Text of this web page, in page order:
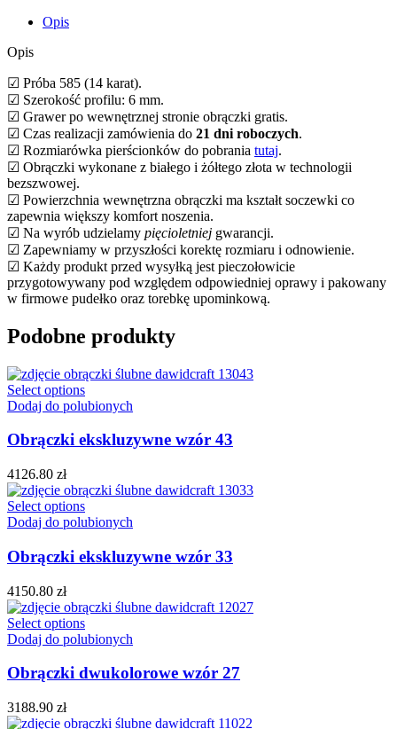
Opis
Opis
☑ Próba 585 (14 karat).
☑ Szerokość profilu: 6 mm.
☑ Grawer po wewnętrznej stronie obrączki gratis.
☑ Czas realizacji zamówienia do 21 dni roboczych.
☑ Rozmiarówka pierścionków do pobrania tutaj.
☑ Obrączki wykonane z białego i żółtego złota w technologii
bezszwowej.
☑ Powierzchnia wewnętrzna obrączki ma kształt soczewki co
zapewnia większy komfort noszenia.
☑ Na wyrób udzielamy pięcioletniej gwarancji.
☑ Zapewniamy w przyszłości korektę rozmiaru i odnowienie.
☑ Każdy produkt przed wysyłką jest pieczołowicie
przygotowywany pod względem odpowiedniej oprawy i pakowany
w firmowe pudełko oraz torebkę upominkową.
Podobne produkty
Select options
Dodaj do polubionych
Obrączki ekskluzywne wzór 43
4126.80 zł
Select options
Dodaj do polubionych
Obrączki ekskluzywne wzór 33
4150.80 zł
Select options
Dodaj do polubionych
Obrączki dwukolorowe wzór 27
3188.90 zł